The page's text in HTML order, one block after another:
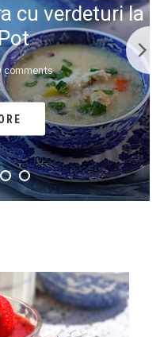
la Thermomix
singura
comments